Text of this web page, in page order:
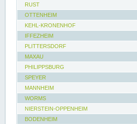
RUST
OTTENHEIM
KEHL-KRONENHOF
IFFEZHEIM
PLITTERSDORF
MAXAU
PHILIPPSBURG
SPEYER
MANNHEIM
WORMS
NIERSTEIN-OPPENHEIM
BODENHEIM